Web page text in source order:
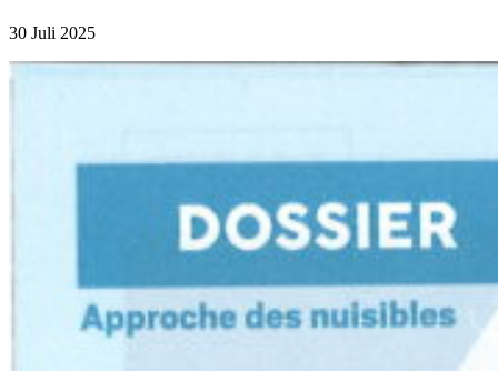
30 Juli 2025